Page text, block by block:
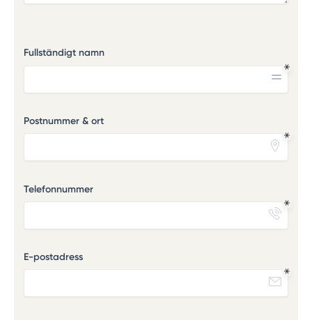
Fullständigt namn
Postnummer & ort
Telefonnummer
E-postadress